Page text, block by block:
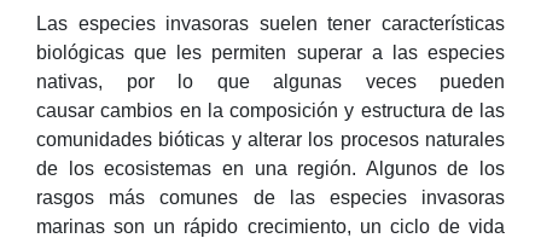
Las especies invasoras suelen tener características
biológicas que les permiten superar a las especies
nativas, por lo que algunas veces pueden
causar cambios en la composición y estructura de las
comunidades bióticas y alterar los procesos naturales
de los ecosistemas en una región. Algunos de los
rasgos más comunes de las especies invasoras
marinas son un rápido crecimiento, un ciclo de vida